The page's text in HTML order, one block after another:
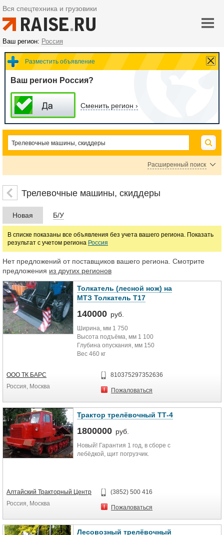
Вся спецтехника и грузовики
Ваш регион: Россия
Разместить объявление
Ваш регион Россия?
Сменить регион ›
Расширенный поиск
Цена
руб.
Марка
Трелевочные машины, скиддеры
Новая Б/У
В списке показаны все объявления без учета вашего региона. Показать
результат с учетом региона Россия
Нет предложений от поставщиков вашего региона. Смотрите
предложения из других регионов
Толкатель (лесной нож) на
МТЗ Толкатель Т17
140000 руб.
Ширина, мм 1 750
Высота подъёма, мм 1 100
Глубина опускания, мм 150
Вес 460 кг
штабелирования сортиментов
ООО ТК БАРС
Россия, Москва
810375297352636
Пожаловаться
Трактор трелёвочный ТТ-4
1800000 руб.
Новый! Гарантия 1 год, в сборе с
лебёдкой, щит погрузчик.
Алтайский Тракторный Центр
Россия, Москва
(3852) 500 416
Пожаловаться
Лесовозный трелёвочный